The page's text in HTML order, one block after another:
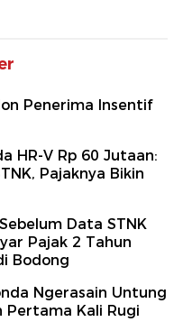
Penerima Insentif
HR-V Rp 60 Jutaan:
Pajaknya Bikin
Data STNK
Pajak 2 Tahun
Bodong
Ngerasain Untung
Pertama Kali Rugi